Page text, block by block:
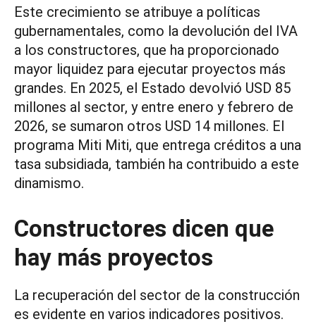
Este crecimiento se atribuye a políticas
gubernamentales, como la devolución del IVA
a los constructores, que ha proporcionado
mayor liquidez para ejecutar proyectos más
grandes. En 2025, el Estado devolvió USD 85
millones al sector, y entre enero y febrero de
2026, se sumaron otros USD 14 millones. El
programa Miti Miti, que entrega créditos a una
tasa subsidiada, también ha contribuido a este
dinamismo.
Constructores dicen que
hay más proyectos
La recuperación del sector de la construcción
es evidente en varios indicadores positivos.